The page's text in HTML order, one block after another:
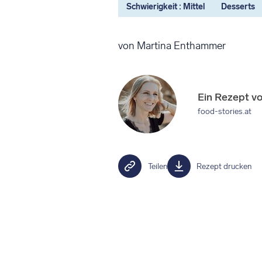
Schwierigkeit : Mittel Desserts
von Martina Enthammer
Ein Rezept
food-stories.at
Teilen Rezept drucken